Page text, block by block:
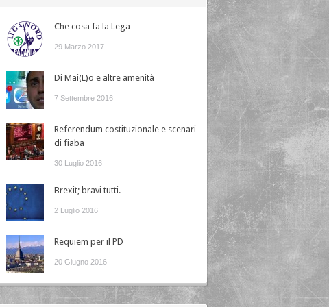
Che cosa fa la Lega
29 Marzo 2017
Di Mai(L)o e altre amenità
7 Settembre 2016
Referendum costituzionale e scenari
di fiaba
30 Luglio 2016
Brexit; bravi tutti.
2 Luglio 2016
Requiem per il PD
20 Giugno 2016